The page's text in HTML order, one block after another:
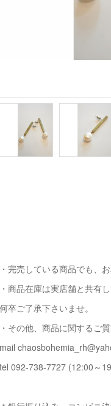
・完売している商品でも、
・商品在庫は実店舗と共有
何卒ご了承下さいませ。
・その他、商品に関するご
mail
tel 092-738-7727 (12:00～